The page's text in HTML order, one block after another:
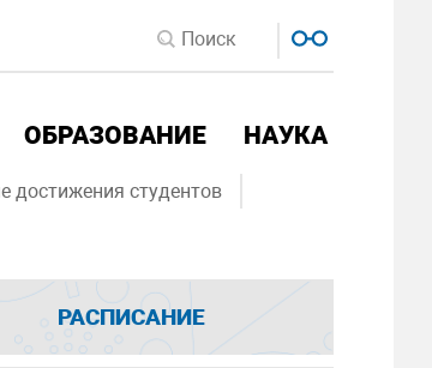
ОБРАЗОВАНИЕ НАУКА
достижения студентов
РАСПИСАНИЕ